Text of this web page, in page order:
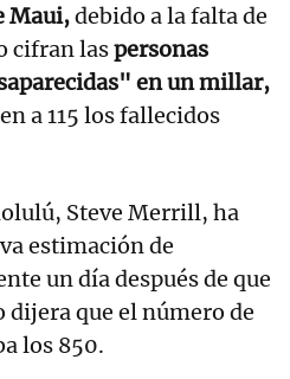
Maui,debido a la falta de
cifran laspersonas
en un millar,
a 115 los fallecidos
Steve Merrill, ha
estimación de
un día después de que
dijera que el número de
los 850.